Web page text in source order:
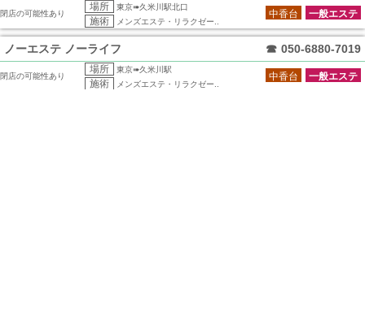
閉店の可能性あり
場所 東京➠久米川駅北口
施術 メンズエステ・リラクゼー..
一般エステ
中香台
ノーエステ ノーライフ ☎ 050-6880-7019
閉店の可能性あり
場所 東京➠久米川駅
施術 メンズエステ・リラクゼー..
一般エステ
中香台